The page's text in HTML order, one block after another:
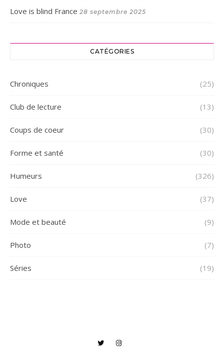
Love is blind France 28 septembre 2025
CATÉGORIES
Chroniques (25)
Club de lecture (13)
Coups de coeur (30)
Forme et santé (30)
Humeurs (326)
Love (37)
Mode et beauté (9)
Photo (7)
Séries (19)